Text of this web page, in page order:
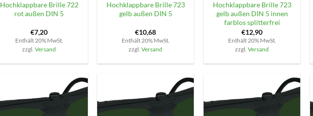
Hochklappbare Brille 722
rot außen DIN 5
€7,20
Enthält 20% MwSt.
zzgl.Versand
Hochklappbare Brille 723
gelb außen DIN 5
€10,68
Enthält 20% MwSt.
zzgl.Versand
Hochklappbare Brille 723
gelb außen DIN 5 innen
farblos splitterfrei
€12,90
Enthält 20% MwSt.
zzgl.Versand